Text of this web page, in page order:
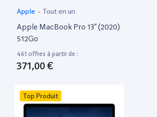
Apple - Tout en un
Apple MacBook Pro 13” (2020)
512Go
461 offres à partir de :
371,00 €
Top Produit